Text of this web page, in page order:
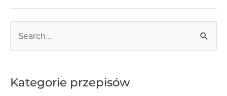
Cz.
1
rKategorie przepisów